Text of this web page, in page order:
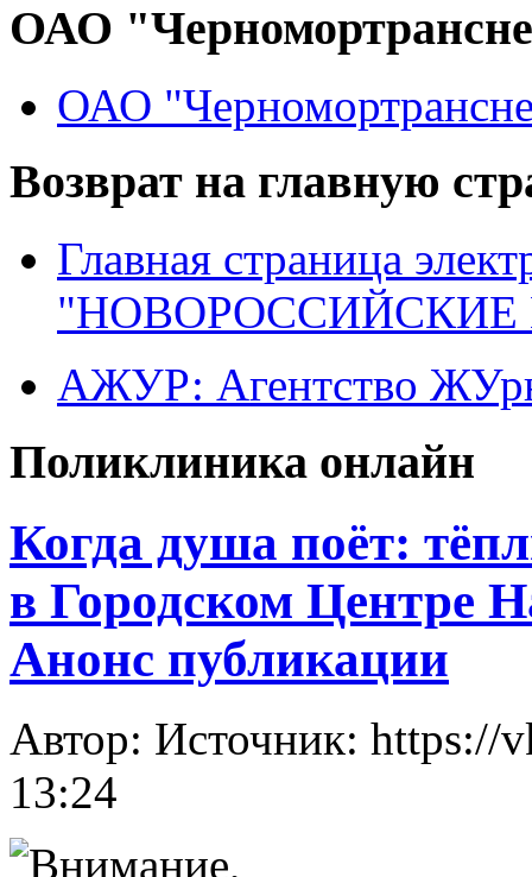
ОАО
ОАО
Возврат на главную
Главная страница
"НОВОРОССИЙСКИЕ
АЖУР: Агентство
Поликлиника онлайн
Когда душа поёт:
в Городском Центре
Анонс публикации
Автор: Источник: https://
13:24